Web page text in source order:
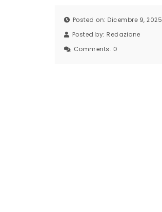
Posted on: Dicembre 9, 2025
Posted by: Redazione
Comments: 0